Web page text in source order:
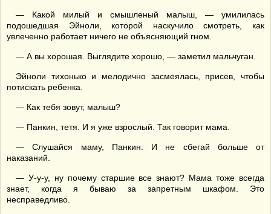
— Какой милый и смышленый малыш, — умилилась
подошедшая Эйноли, которой наскучило смотреть, как
увлеченно работает ничего не объясняющий гном.
— А вы хорошая. Выглядите хорошо, — заметил мальчуган.
Эйноли тихонько и мелодично засмеялась, присев, чтобы
потискать ребенка.
— Как тебя зовут, малыш?
— Панкин, тетя. И я уже взрослый. Так говорит мама.
— Слушайся маму, Панкин. И не сбегай больше от
наказаний.
— У-у-у, ну почему старшие все знают? Мама тоже всегда
знает, когда я бываю за запретным шкафом. Это
несправедливо.